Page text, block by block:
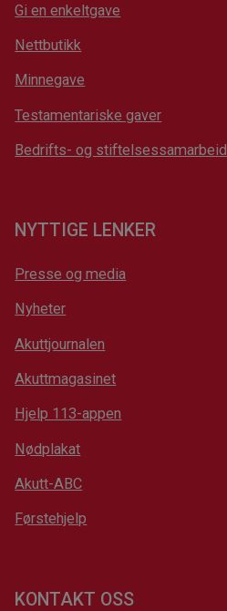
Gi en enkeltgave
Nettbutikk
Minnegave
Testamentariske gaver
Bedrifts- og stiftelsessamarbeid
NYTTIGE LENKER
Presse og media
Nyheter
Akuttjournalen
Akuttmagasinet
Hjelp 113-appen
Nødplakat
Akutt-ABC
Førstehjelp
KONTAKT OSS